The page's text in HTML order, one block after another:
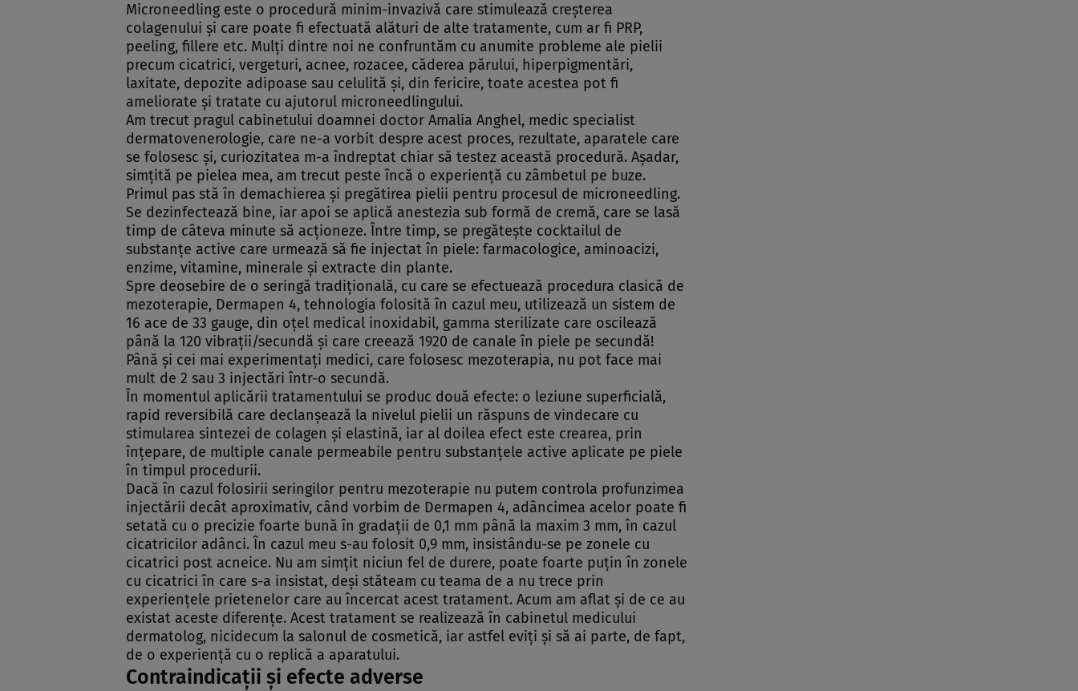
Microneedling este o procedură minim-invazivă care stimulează creşterea
colagenului şi care poate fi efectuată alături de alte tratamente, cum ar fi PRP,
peeling, fillere etc. Mulţi dintre noi ne confruntăm cu anumite probleme ale pielii
precum cicatrici, vergeturi, acnee, rozacee, căderea părului, hiperpigmentări,
laxitate, depozite adipoase sau celulită şi, din fericire, toate acestea pot fi
ameliorate şi tratate cu ajutorul microneedlingului.
Am trecut pragul cabinetului doamnei doctor Amalia Anghel, medic specialist
dermatovenerologie, care ne-a vorbit despre acest proces, rezultate, aparatele care
se folosesc şi, curiozitatea m-a îndreptat chiar să testez această procedură. Aşadar,
simţită pe pielea mea, am trecut peste încă o experienţă cu zâmbetul pe buze.
Primul pas stă în demachierea şi pregătirea pielii pentru procesul de microneedling.
Se dezinfectează bine, iar apoi se aplică anestezia sub formă de cremă, care se lasă
timp de câteva minute să acţioneze. Între timp, se pregăteşte cocktailul de
substanţe active care urmează să fie injectat în piele: farmacologice, aminoacizi,
enzime, vitamine, minerale şi extracte din plante.
Spre deosebire de o seringă tradiţională, cu care se efectuează procedura clasică de
mezoterapie, Dermapen 4, tehnologia folosită în cazul meu, utilizează un sistem de
16 ace de 33 gauge, din oţel medical inoxidabil, gamma sterilizate care oscilează
până la 120 vibraţii/secundă şi care creează 1920 de canale în piele pe secundă!
Până şi cei mai experimentaţi medici, care folosesc mezoterapia, nu pot face mai
mult de 2 sau 3 injectări într-o secundă.
În momentul aplicării tratamentului se produc două efecte: o leziune superficială,
rapid reversibilă care declanşează la nivelul pielii un răspuns de vindecare cu
stimularea sintezei de colagen şi elastină, iar al doilea efect este crearea, prin
înţepare, de multiple canale permeabile pentru substanţele active aplicate pe piele
în timpul procedurii.
Dacă în cazul folosirii seringilor pentru mezoterapie nu putem controla profunzimea
injectării decât aproximativ, când vorbim de Dermapen 4, adâncimea acelor poate fi
setată cu o precizie foarte bună în gradaţii de 0,1 mm până la maxim 3 mm, în cazul
cicatricilor adânci. În cazul meu s-au folosit 0,9 mm, insistându-se pe zonele cu
cicatrici post acneice. Nu am simţit niciun fel de durere, poate foarte puţin în zonele
cu cicatrici în care s-a insistat, deşi stăteam cu teama de a nu trece prin
experienţele prietenelor care au încercat acest tratament. Acum am aflat şi de ce au
existat aceste diferenţe. Acest tratament se realizează în cabinetul medicului
dermatolog, nicidecum la salonul de cosmetică, iar astfel eviţi şi să ai parte, de fapt,
de o experienţă cu o replică a aparatului.
Contraindicaţii şi efecte adverse